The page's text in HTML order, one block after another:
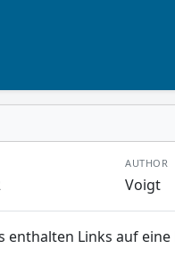
AUTHOR
Voigt
Links auf